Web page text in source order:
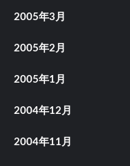
2005年3月
2005年2月
2005年1月
2004年12月
2004年11月